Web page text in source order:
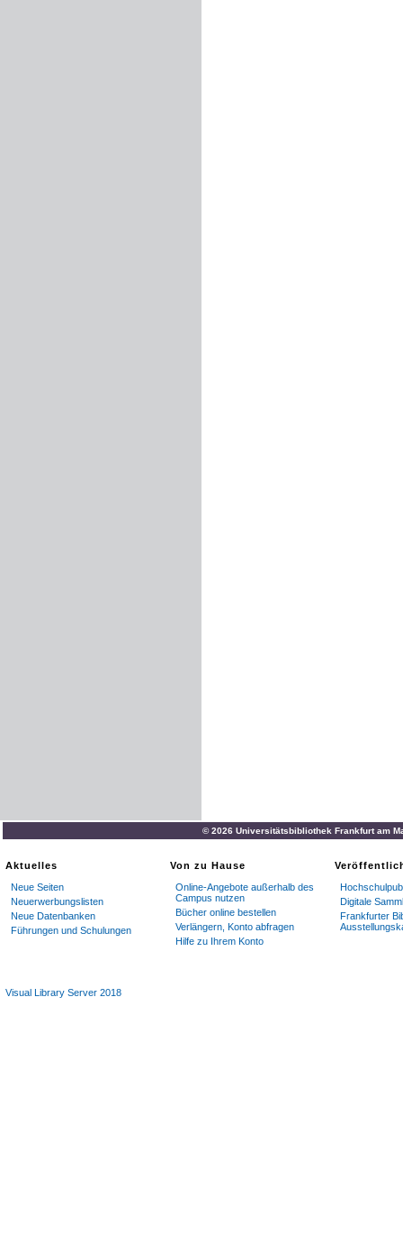
© 2026 Universitätsbibliothek Frankfurt am
Aktuelles
Neue Seiten
Neuerwerbungslisten
Neue Datenbanken
Führungen und Schulungen
Von zu Hause
Online-Angebote außerhalb des
Campus nutzen
Bücher online bestellen
Verlängern, Konto abfragen
Hilfe zu Ihrem Konto
Digitale
Frankfurter
Visual Library Server 2018